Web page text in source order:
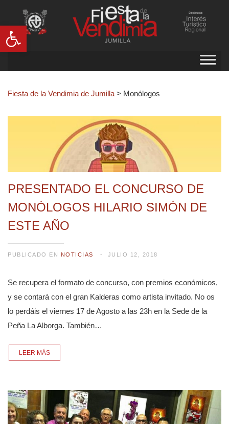
Abrir barra de herramientas
Fiesta de la Vendimia de Jumilla > Monólogos
PRESENTADO EL CONCURSO DE
MONÓLOGOS HILARIO SIMÓN DE
ESTE AÑO
PUBLICADO EN NOTICIAS JULIO 12, 2018
Se recupera el formato de concurso, con premios económicos,
y se contará con el gran Kalderas como artista invitado. No os
lo perdáis el viernes 17 de Agosto a las 23h en la Sede de la
Peña La Alborga. También…
LEER MÁS